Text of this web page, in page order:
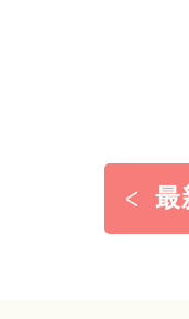
最